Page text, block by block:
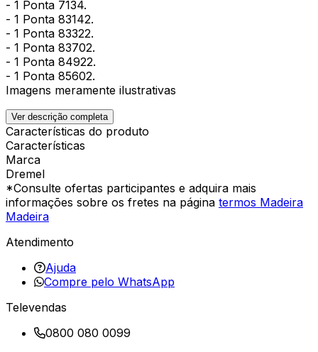
- 1 Ponta 7134.
- 1 Ponta 83142.
- 1 Ponta 83322.
- 1 Ponta 83702.
- 1 Ponta 84922.
- 1 Ponta 85602.
Imagens meramente ilustrativas
Ver descrição completa
Características do produto
Características
Marca
Dremel
*Consulte ofertas participantes e adquira mais
informações sobre os fretes na página termos Madeira
Madeira
Atendimento
Ajuda
Compre pelo WhatsApp
Televendas
0800 080 0099